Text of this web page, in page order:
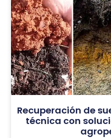
Recuperación de
técnica con